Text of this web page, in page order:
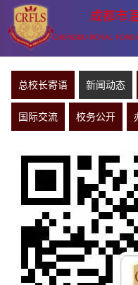
成都市
CHENGDU ROYAL
总校长寄语 新闻动态
国际交流 校务公开